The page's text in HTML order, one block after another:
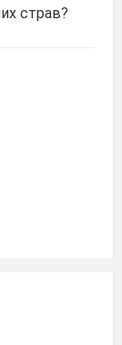
страв?